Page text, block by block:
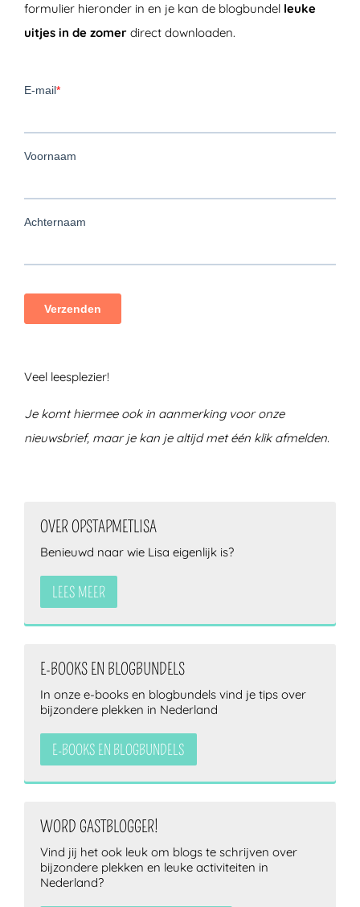
formulier hieronder in en je kan de blogbundel leuke
uitjes in de zomer direct downloaden.
Veel leesplezier!
Je komt hiermee ook in aanmerking voor onze
nieuwsbrief, maar je kan je altijd met één klik afmelden.
OVER OPSTAPMETLISA
Benieuwd naar wie Lisa eigenlijk is?
LEES MEER
E-BOOKS EN BLOGBUNDELS
In onze e-books en blogbundels vind je tips over
bijzondere plekken in Nederland
E-BOOKS EN BLOGBUNDELS
WORD GASTBLOGGER!
Vind jij het ook leuk om blogs te schrijven over
bijzondere plekken en leuke activiteiten in
Nederland?